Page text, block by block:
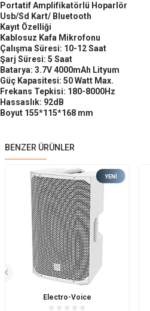
Portatif Amplifikatörlü Hoparlör
Usb/Sd Kart/ Bluetooth
Kayıt Özelliği
Kablosuz Kafa Mikrofonu
Çalışma Süresi: 10-12 Saat
Şarj Süresi: 5 Saat
Batarya: 3.7V 4000mAh Lityum
Güç Kapasitesi: 50 Watt Max.
Frekans Tepkisi: 180-8000Hz
Hassaslık: 92dB
Boyut 155*115*168 mm
BENZER ÜRÜNLER
YENI
Electro-Voice